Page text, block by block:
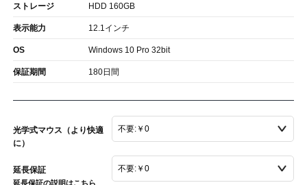
ストレージ HDD 160GB
表示能力 12.1インチ
OS Windows 10 Pro 32bit
保証期間 180日間
光学式マウス（より快適
に）
延長保証
延長保証の説明はこちら